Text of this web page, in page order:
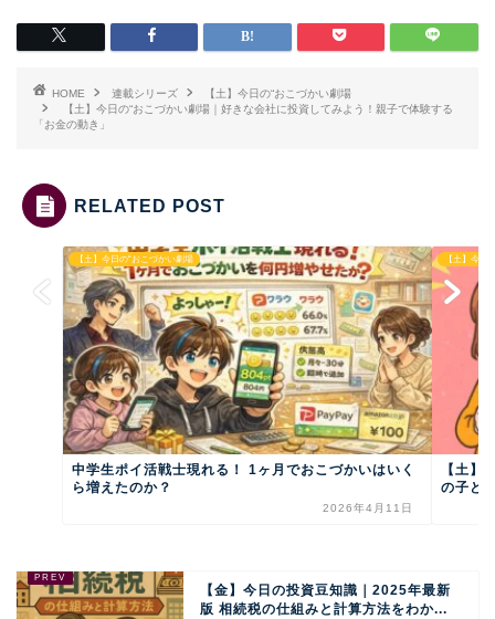
HOME 連載シリーズ
【土】今日の“おこづかい劇場
【土】今日の“おこづかい劇場｜好きな会社に投資してみよう！親子で体験する
「お金の動き」
RELATED POST
【土】今日の“おこづかい劇場
中学生ポイ活戦士現れる！ 1ヶ月でおこづかいはいく
ら増えたのか？
2026年4月11日
【土】今日
【土
の子ど
【金】今日の投資豆知識｜2025年最新
版 相続税の仕組みと計算方法をわか...